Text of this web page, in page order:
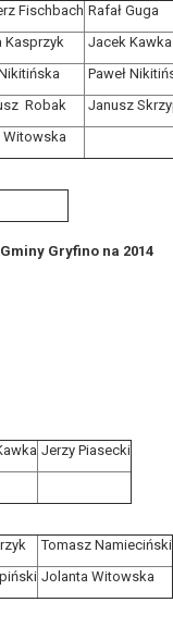
Fischbach Rafał Guga
Kasprzyk
Jacek Kawka
Paweł
Robak
Janusz
Witowska
Gryfino na 2014
Jerzy Piasecki
Tomasz Namieciński
Jolanta Witowska